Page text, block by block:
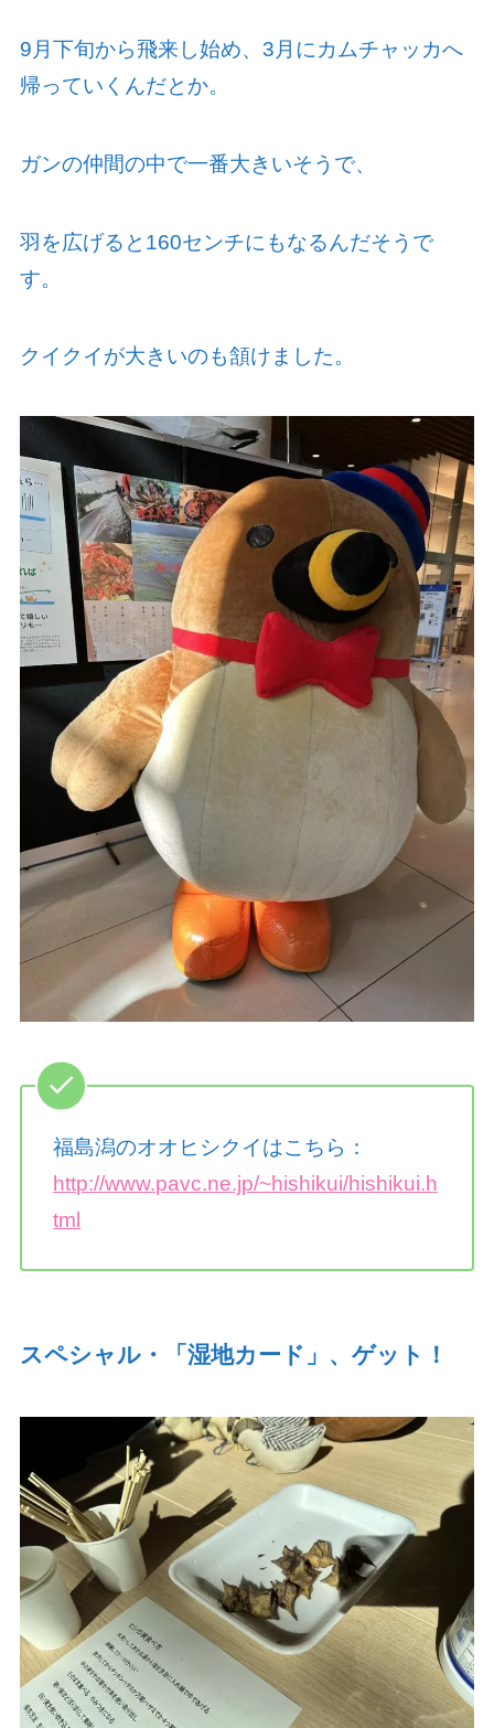
9月下旬から飛来し始め、 3月にカムチャッカへ
帰っていくんだとか。
ガンの仲間の中で一番大きいそうで、
羽を広げると 160センチにもなるんだそうで
す。
クイクイが大きいのも頷けました。
福島潟のオオヒシクイはこちら：
http://www.pavc.ne.jp/~hishikui/hishikui.h
tml
スペシャル・「湿地カード」、ゲット！